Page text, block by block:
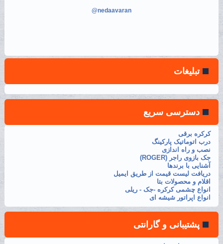
@nedaavaran
تبلیغات
دسترسی سریع
کرکره برقی
درب اتوماتیک پارکینگ
نصب و راه اندازی
جک بازوی راجر (ROGER)
آشنایی با برندها
دریافت لیست قیمت از طریق ایمیل
اقلام و محصولات بتا
انواع چشمی کرکره -جک - ریلی
انواع اپراتور شیشه ای
پشتیبانی و گارانتی